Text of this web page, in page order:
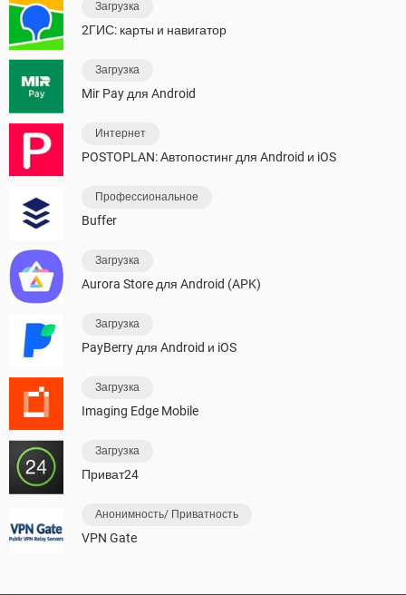
Загрузка
2ГИС: карты и навигатор
Загрузка
Mir Pay для Android
Интернет
POSTOPLAN: Автопостинг для Android и iOS
Профессиональное
Buffer
Загрузка
Aurora Store для Android (APK)
Загрузка
PayBerry для Android и iOS
Загрузка
Imaging Edge Mobile
Загрузка
Приват24
Анонимность/ Приватность
VPN Gate